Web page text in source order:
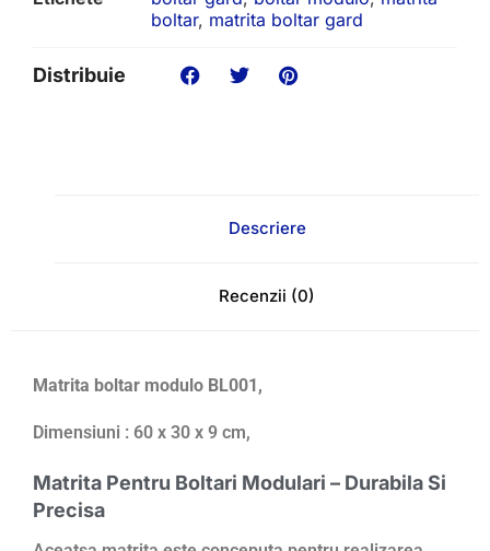
boltar, matrita boltar gard
Distribuie
Descriere
Recenzii (0)
Matrita boltar modulo BL001,
Dimensiuni : 60 x 30 x 9 cm,
Matrita Pentru Boltari Modulari – Durabila Si
Precisa